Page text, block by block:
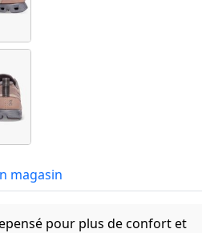
magasin
pour plus de confort et